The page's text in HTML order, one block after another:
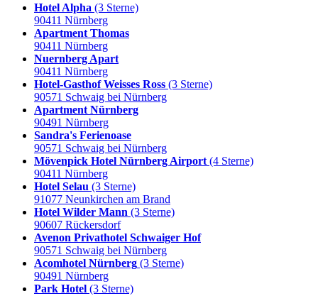
Hotel Alpha (3 Sterne)
90411 Nürnberg
Apartment Thomas
90411 Nürnberg
Nuernberg Apart
90411 Nürnberg
Hotel-Gasthof Weisses Ross (3 Sterne)
90571 Schwaig bei Nürnberg
Apartment Nürnberg
90491 Nürnberg
Sandra's Ferienoase
90571 Schwaig bei Nürnberg
Mövenpick Hotel Nürnberg Airport (4 Sterne)
90411 Nürnberg
Hotel Selau (3 Sterne)
91077 Neunkirchen am Brand
Hotel Wilder Mann (3 Sterne)
90607 Rückersdorf
Avenon Privathotel Schwaiger Hof
90571 Schwaig bei Nürnberg
Acomhotel Nürnberg (3 Sterne)
90491 Nürnberg
Park Hotel (3 Sterne)